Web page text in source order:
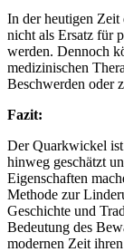
In der heutigen
nicht als Ersatz für
werden. Dennoch
medizinischen
Beschwerden oder
Fazit:
Der Quarkwickel ist
hinweg geschätzt
Eigenschaften
Methode zur
Geschichte und
Bedeutung des
modernen Zeit